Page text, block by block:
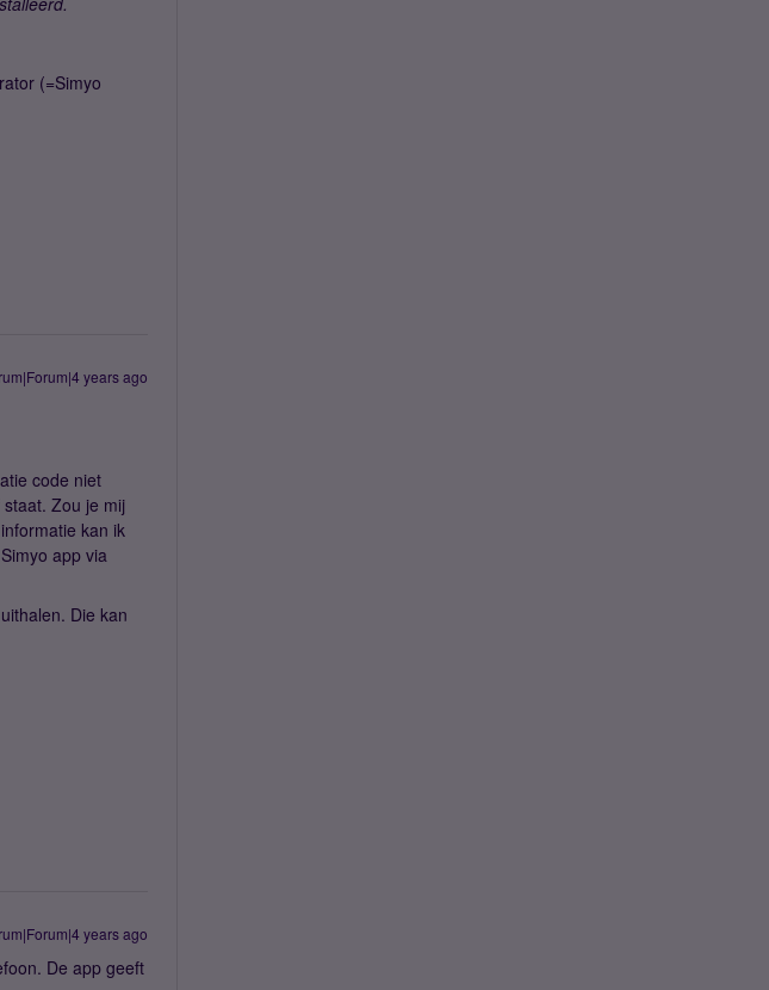
(=Simyo
years ago
code niet
Zou je mij
kan ik
app via
Die kan
years ago
De app geeft